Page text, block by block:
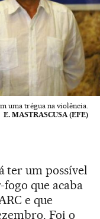
uma trégua na violência.
E. MASTRASCUSA (EFE)
ter um possível
que acaba
e que
Foi o